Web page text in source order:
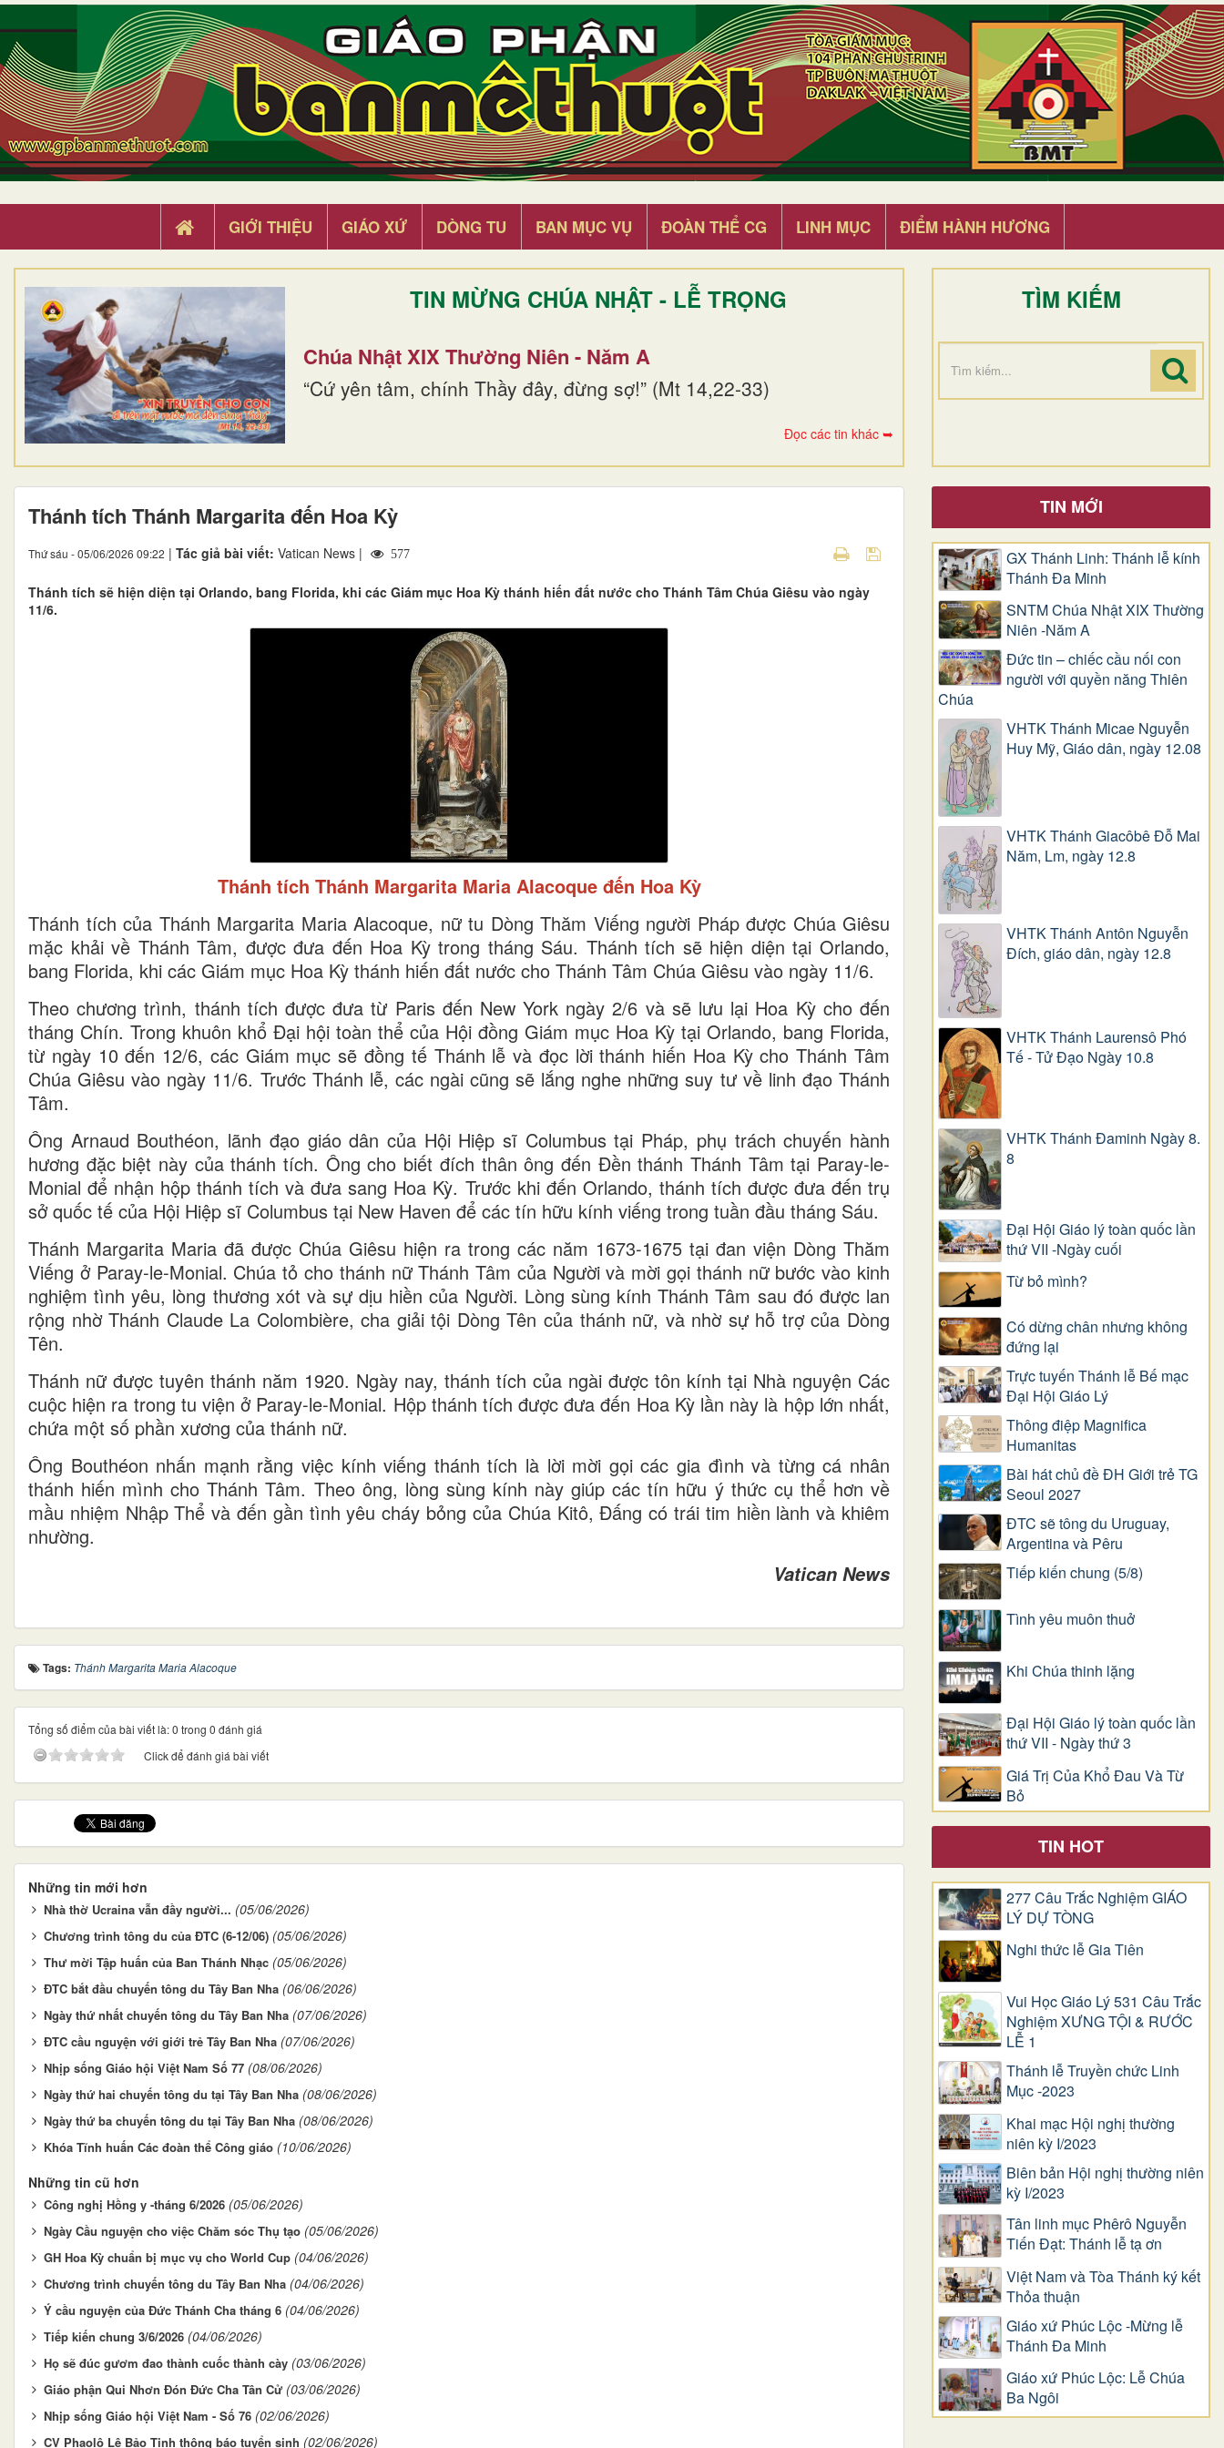
GIỚI THIỆU GIÁO XỨ DÒNG TU BAN MỤC VỤ ĐOÀN THỂ CG LINH MỤC ĐIỂM HÀNH HƯƠNG
TIN MỪNG CHÚA NHẬT - LỄ TRỌNG
Chúa Nhật XIX Thường Niên - Năm A
“Cứ yên tâm, chính Thầy đây, đừng sợ!” (Mt 14,22-33)
Đọc các tin khác ➥
TÌM KIẾM
Thánh tích Thánh Margarita đến Hoa Kỳ
Thứ sáu - 05/06/2026 09:22 | Tác giả bài viết: Vatican News | 577
Thánh tích sẽ hiện diện tại Orlando, bang Florida, khi các Giám mục Hoa Kỳ thánh hiến đất nước cho Thánh Tâm Chúa Giêsu vào ngày
11/6.
Thánh tích Thánh Margarita Maria Alacoque đến Hoa Kỳ
Thánh tích của Thánh Margarita Maria Alacoque, nữ tu Dòng Thăm Viếng người Pháp được Chúa Giêsu
mặc khải về Thánh Tâm, được đưa đến Hoa Kỳ trong tháng Sáu. Thánh tích sẽ hiện diện tại Orlando,
bang Florida, khi các Giám mục Hoa Kỳ thánh hiến đất nước cho Thánh Tâm Chúa Giêsu vào ngày 11/6.
Theo chương trình, thánh tích được đưa từ Paris đến New York ngày 2/6 và sẽ lưu lại Hoa Kỳ cho đến
tháng Chín. Trong khuôn khổ Đại hội toàn thể của Hội đồng Giám mục Hoa Kỳ tại Orlando, bang Florida,
từ ngày 10 đến 12/6, các Giám mục sẽ đồng tế Thánh lễ và đọc lời thánh hiến Hoa Kỳ cho Thánh Tâm
Chúa Giêsu vào ngày 11/6. Trước Thánh lễ, các ngài cũng sẽ lắng nghe những suy tư về linh đạo Thánh
Tâm.
Ông Arnaud Bouthéon, lãnh đạo giáo dân của Hội Hiệp sĩ Columbus tại Pháp, phụ trách chuyến hành
hương đặc biệt này của thánh tích. Ông cho biết đích thân ông đến Đền thánh Thánh Tâm tại Paray-le-
Monial để nhận hộp thánh tích và đưa sang Hoa Kỳ. Trước khi đến Orlando, thánh tích được đưa đến trụ
sở quốc tế của Hội Hiệp sĩ Columbus tại New Haven để các tín hữu kính viếng trong tuần đầu tháng Sáu.
Thánh Margarita Maria đã được Chúa Giêsu hiện ra trong các năm 1673-1675 tại đan viện Dòng Thăm
Viếng ở Paray-le-Monial. Chúa tỏ cho thánh nữ Thánh Tâm của Người và mời gọi thánh nữ bước vào kinh
nghiệm tình yêu, lòng thương xót và sự dịu hiền của Người. Lòng sùng kính Thánh Tâm sau đó được lan
rộng nhờ Thánh Claude La Colombière, cha giải tội Dòng Tên của thánh nữ, và nhờ sự hỗ trợ của Dòng
Tên.
Thánh nữ được tuyên thánh năm 1920. Ngày nay, thánh tích của ngài được tôn kính tại Nhà nguyện Các
cuộc hiện ra trong tu viện ở Paray-le-Monial. Hộp thánh tích được đưa đến Hoa Kỳ lần này là hộp lớn nhất,
chứa một số phần xương của thánh nữ.
Ông Bouthéon nhấn mạnh rằng việc kính viếng thánh tích là lời mời gọi các gia đình và từng cá nhân
thánh hiến mình cho Thánh Tâm. Theo ông, lòng sùng kính này giúp các tín hữu ý thức cụ thể hơn về
mầu nhiệm Nhập Thể và đến gần tình yêu cháy bỏng của Chúa Kitô, Đấng có trái tim hiền lành và khiêm
nhường.
Vatican News
Tags: Thánh Margarita Maria Alacoque
Tổng số điểm của bài viết là: 0 trong 0 đánh giá
Click để đánh giá bài viết
Những tin mới hơn
Nhà thờ Ucraina vẫn đầy người... (05/06/2026)
Chương trình tông du của ĐTC (6-12/06) (05/06/2026)
Thư mời Tập huấn của Ban Thánh Nhạc (05/06/2026)
ĐTC bắt đầu chuyến tông du Tây Ban Nha (06/06/2026)
Ngày thứ nhất chuyến tông du Tây Ban Nha (07/06/2026)
ĐTC cầu nguyện với giới trẻ Tây Ban Nha (07/06/2026)
Nhịp sống Giáo hội Việt Nam Số 77 (08/06/2026)
Ngày thứ hai chuyến tông du tại Tây Ban Nha (08/06/2026)
Ngày thứ ba chuyến tông du tại Tây Ban Nha (08/06/2026)
Khóa Tĩnh huấn Các đoàn thể Công giáo (10/06/2026)
Những tin cũ hơn
Công nghị Hồng y -tháng 6/2026 (05/06/2026)
Ngày Cầu nguyện cho việc Chăm sóc Thụ tạo (05/06/2026)
GH Hoa Kỳ chuẩn bị mục vụ cho World Cup (04/06/2026)
Chương trình chuyến tông du Tây Ban Nha (04/06/2026)
Ý cầu nguyện của Đức Thánh Cha tháng 6 (04/06/2026)
Tiếp kiến chung 3/6/2026 (04/06/2026)
Họ sẽ đúc gươm đao thành cuốc thành cày (03/06/2026)
Giáo phận Qui Nhơn Đón Đức Cha Tân Cử (03/06/2026)
Nhịp sống Giáo hội Việt Nam - Số 76 (02/06/2026)
CV Phaolô Lê Bảo Tịnh thông báo tuyển sinh (02/06/2026)
TIN MỚI
GX Thánh Linh: Thánh lễ kính
Thánh Đa Minh
SNTM Chúa Nhật XIX Thường
Niên -Năm A
Đức tin – chiếc cầu nối con
người với quyền năng Thiên
Chúa
VHTK Thánh Micae Nguyễn
Huy Mỹ, Giáo dân, ngày 12.08
VHTK Thánh Giacôbê Ðỗ Mai
Năm, Lm, ngày 12.8
VHTK Thánh Antôn Nguyễn
Ðích, giáo dân, ngày 12.8
VHTK Thánh Laurensô Phó
Tế - Tử Đạo Ngày 10.8
VHTK Thánh Đaminh Ngày 8.
8
Đại Hội Giáo lý toàn quốc lần
thứ VII -Ngày cuối
Từ bỏ mình?
Có dừng chân nhưng không
đứng lại
Trực tuyến Thánh lễ Bế mạc
Đại Hội Giáo Lý
Thông điệp Magnifica
Humanitas
Bài hát chủ đề ĐH Giới trẻ TG
Seoul 2027
ĐTC sẽ tông du Uruguay,
Argentina và Pêru
Tiếp kiến chung (5/8)
Tình yêu muôn thuở
Khi Chúa thinh lặng
Đại Hội Giáo lý toàn quốc lần
thứ VII - Ngày thứ 3
Giá Trị Của Khổ Ðau Và Từ
Bỏ
TIN HOT
277 Câu Trắc Nghiệm GIÁO
LÝ DỰ TÒNG
Nghi thức lễ Gia Tiên
Vui Học Giáo Lý 531 Câu Trắc
Nghiệm XƯNG TỘI & RƯỚC
LỄ 1
Thánh lễ Truyền chức Linh
Mục -2023
Khai mạc Hội nghị thường
niên kỳ I/2023
Biên bản Hội nghị thường niên
kỳ I/2023
Tân linh mục Phêrô Nguyễn
Tiến Đạt: Thánh lễ tạ ơn
Việt Nam và Tòa Thánh ký kết
Thỏa thuận
Giáo xứ Phúc Lộc -Mừng lễ
Thánh Đa Minh
Giáo xứ Phúc Lộc: Lễ Chúa
Ba Ngôi